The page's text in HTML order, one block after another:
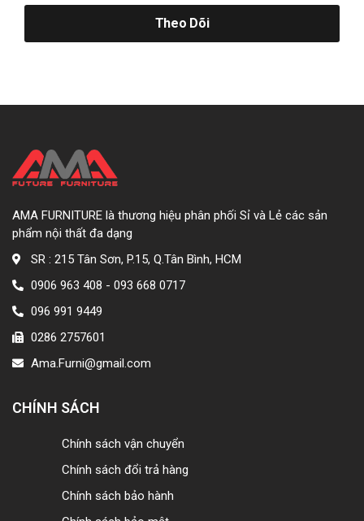
Theo Dõi
AMA FURNITURE là thương hiệu phân phối Sỉ và Lẻ các sản
phẩm nội thất đa dạng
SR : 215 Tân Sơn, P.15, Q.Tân Bình, HCM
0906 963 408 - 093 668 0717
096 991 9449
0286 2757601
Ama.Furni@gmail.com
CHÍNH SÁCH
Chính sách vận chuyển
Chính sách đổi trả hàng
Chính sách bảo hành